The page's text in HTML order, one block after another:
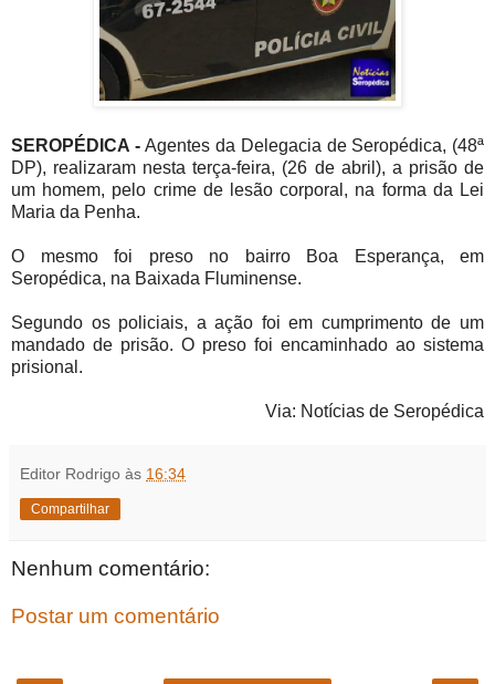
SEROPÉDICA -Agentes da Delegacia de Seropédica, (48ª
DP), realizaram nesta terça-feira, (26 de abril), a prisão de
um homem, pelo crime de lesão corporal, na forma da Lei
Maria da Penha.
O mesmo foi preso no bairro Boa Esperança, em
Seropédica, na Baixada Fluminense.
Segundo os policiais, a ação foi em cumprimento de um
mandado de prisão. O preso foi encaminhado ao sistema
prisional.
Via: Notícias de Seropédica
Editor Rodrigo às 16:34
Compartilhar
Nenhum comentário:
Postar um comentário